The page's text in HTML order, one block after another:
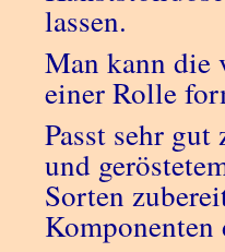
lassen.
Man kann die
einer Rolle
Passt sehr
und
Sorten
Komponenten